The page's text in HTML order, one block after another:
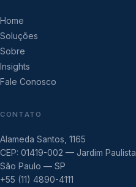
Home
Soluções
Sobre
Insights
Fale Conosco
CONTATO
Alameda Santos, 1165
CEP: 01419-002 — Jardim Paulista
São Paulo — SP
+55 (11) 4890-4111